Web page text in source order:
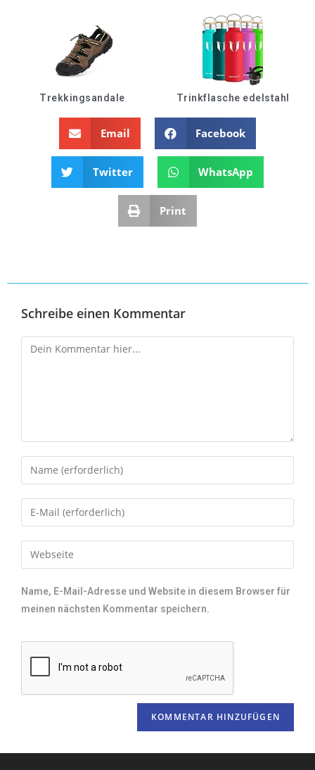
Trekkingsandale Trinkflasche edelstahl
Email Facebook
Twitter WhatsApp
Print
Schreibe einen Kommentar
Name, E-Mail-Adresse und Website in diesem Browser für
meinen nächsten Kommentar speichern.